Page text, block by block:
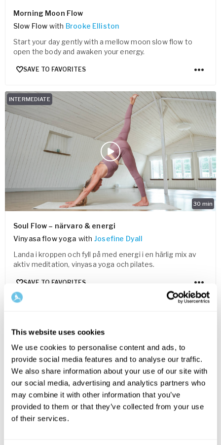
This website uses cookies
We use cookies to personalise content and ads, to
provide social media features and to analyse our traffic.
We also share information about your use of our site with
our social media, advertising and analytics partners who
may combine it with other information that you’ve
provided to them or that they’ve collected from your use
of their services.
Morning Moon Flow
Slow Flow with Brooke Elliston
Start your day gently with a mellow moon slow flow to
open the body and awaken your energy.
SAVE TO FAVORITES
30 min
INTERMEDIATE
Soul Flow – närvaro & energi
Vinyasa flow yoga with Josefine Dyall
Landa i kroppen och fyll på med energi i en härlig mix av
aktiv meditation, vinyasa yoga och pilates.
SAVE TO FAVORITES